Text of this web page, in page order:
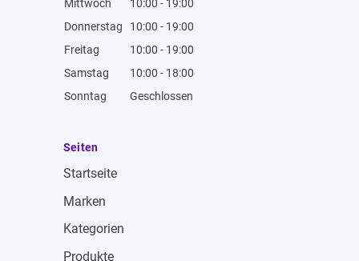
Mittwoch
10:00 - 19:00
Donnerstag
10:00 - 19:00
Freitag
10:00 - 19:00
Samstag
10:00 - 18:00
Sonntag
Geschlossen
Seiten
Startseite
Marken
Kategorien
Produkte